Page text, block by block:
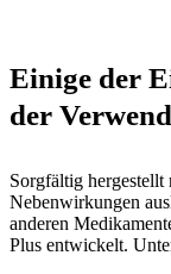
Einige der
der
Sorgfältig
Nebenwirkungen
anderen
Plus entwickelt.